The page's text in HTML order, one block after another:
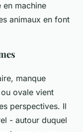
en machine
animaux en font
manque
ovale vient
perspectives. Il
- autour duquel